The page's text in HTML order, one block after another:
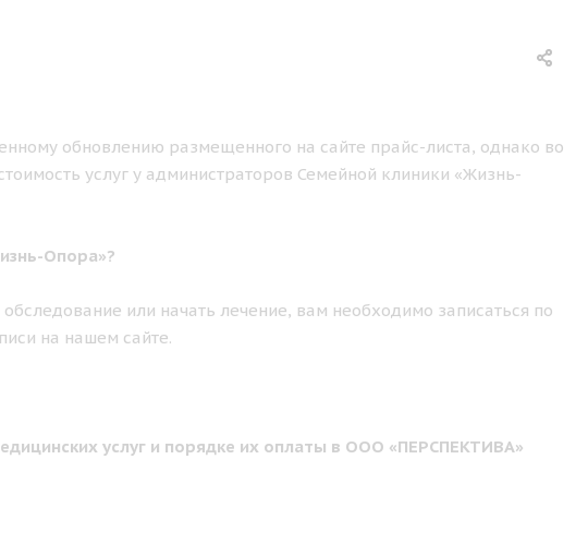
обновлению размещенного на сайте прайс-листа, однако во
услуг у администраторов Семейной клиники «Жизнь-
Опора»?
или начать лечение, вам необходимо записаться по
на нашем сайте.
услуг и порядке их оплаты в ООО «ПЕРСПЕКТИВА»